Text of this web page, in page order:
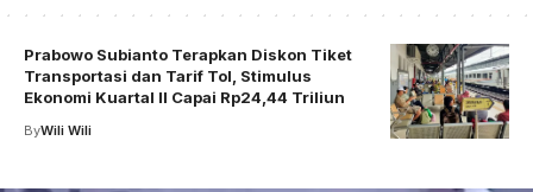
Prabowo Subianto Terapkan Diskon Tiket
Transportasi dan Tarif Tol, Stimulus
Ekonomi Kuartal II Capai Rp24,44 Triliun
ByWili Wili